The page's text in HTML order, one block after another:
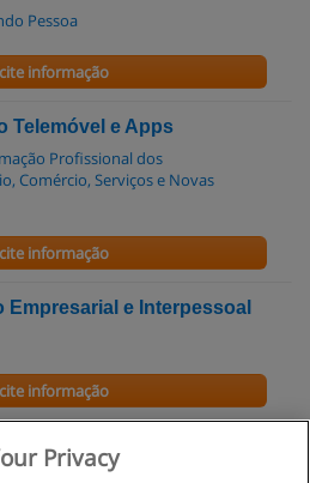
Pessoa
informação
Telemóvel e Apps
Profissional dos
Comércio, Serviços e Novas
informação
e Interpessoal
informação
Aplicada
Privacy